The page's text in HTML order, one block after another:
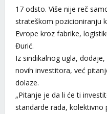
17 odsto. Više nije reč
strateškom pozicioniranju
Evrope kroz fabrike,
Đurić.
Iz sindikalnog ugla,
novih investitora, već
dolaze.
„Pitanje je da li će ti
standarde rada, kolektivno